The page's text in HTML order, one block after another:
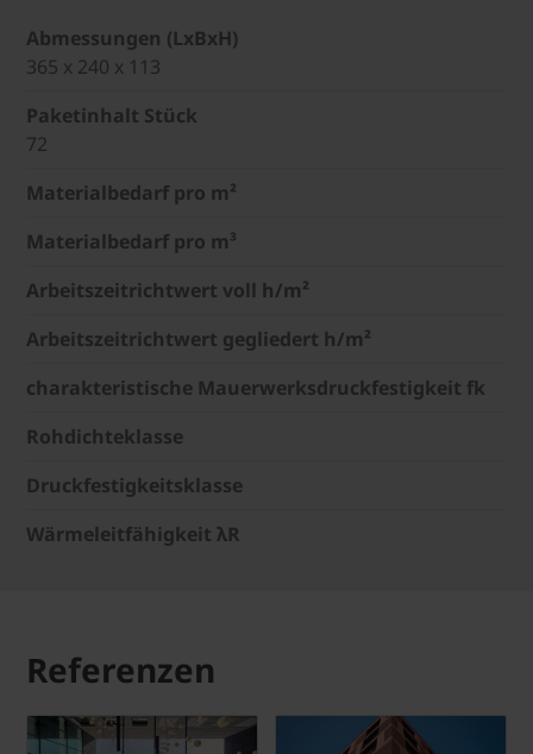
Abmessungen (LxBxH)
365 x 240 x 113
Paketinhalt Stück
72
Materialbedarf pro m²
Materialbedarf pro m³
Arbeitszeitrichtwert voll h/m²
Arbeitszeitrichtwert gegliedert h/m²
charakteristische Mauerwerksdruckfestigkeit fk
Rohdichteklasse
Druckfestigkeitsklasse
Wärmeleitfähigkeit λR
Referenzen